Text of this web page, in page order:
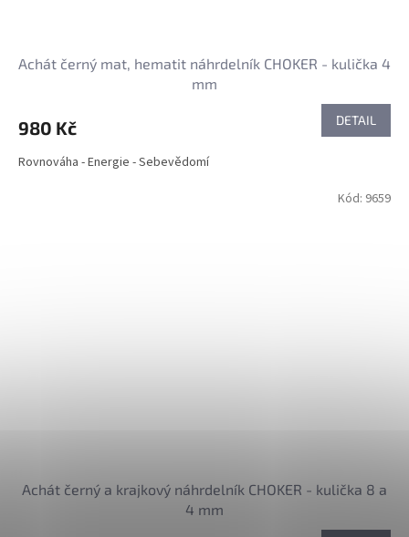
Achát černý mat, hematit náhrdelník CHOKER - kulička 4
mm
980 Kč DETAIL
Rovnováha - Energie - Sebevědomí
Achát černý a krajkový náhrdelník CHOKER - kulička 8 a
4 mm
Kód: 9659